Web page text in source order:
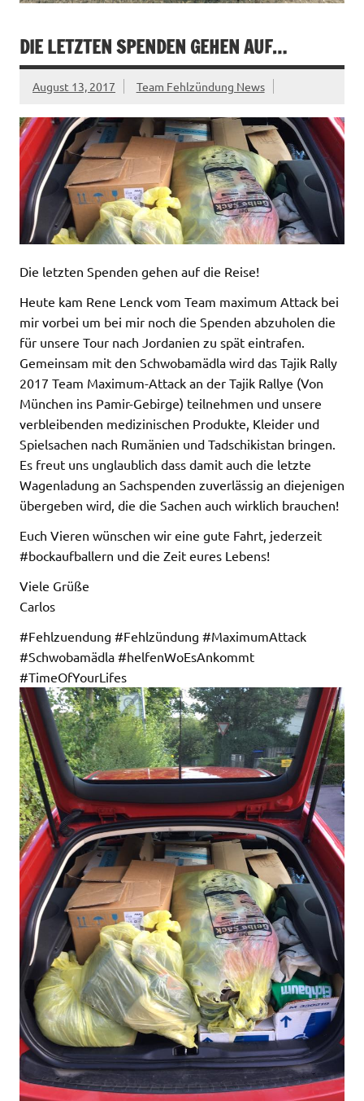
DIE LETZTEN SPENDEN GEHEN AUF…
August 13, 2017 Team Fehlzündung News
Die letzten Spenden gehen auf die Reise!
Heute kam Rene Lenck vom Team maximum Attack bei
mir vorbei um bei mir noch die Spenden abzuholen die
für unsere Tour nach Jordanien zu spät eintrafen.
Gemeinsam mit den Schwobamädla wird das Tajik Rally
2017 Team Maximum-Attack an der Tajik Rallye (Von
München ins Pamir-Gebirge) teilnehmen und unsere
verbleibenden medizinischen Produkte, Kleider und
Spielsachen nach Rumänien und Tadschikistan bringen.
Es freut uns unglaublich dass damit auch die letzte
Wagenladung an Sachspenden zuverlässig an diejenigen
übergeben wird, die die Sachen auch wirklich brauchen!
Euch Vieren wünschen wir eine gute Fahrt, jederzeit
#bockaufballern und die Zeit eures Lebens!
Viele Grüße
Carlos
#Fehlzuendung #Fehlzündung #MaximumAttack
#Schwobamädla #helfenWoEsAnkommt
#TimeOfYourLifes